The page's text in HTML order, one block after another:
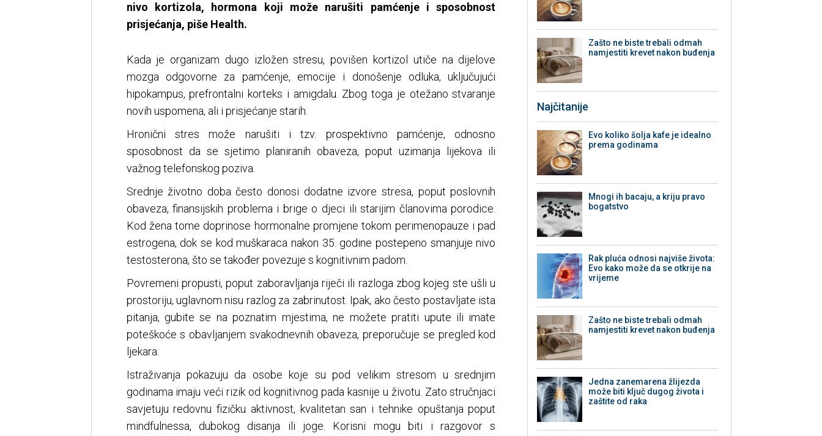
nivo kortizola, hormona koji može narušiti pamćenje i sposobnost
prisjećanja, piše Health.
Kada je organizam dugo izložen stresu, povišen kortizol utiče na dijelove
mozga odgovorne za pamćenje, emocije i donošenje odluka, uključujući
hipokampus, prefrontalni korteks i amigdalu. Zbog toga je otežano stvaranje
novih uspomena, ali i prisjećanje starih.
Hronični stres može narušiti i tzv. prospektivno pamćenje, odnosno
sposobnost da se sjetimo planiranih obaveza, poput uzimanja lijekova ili
važnog telefonskog poziva.
Srednje životno doba često donosi dodatne izvore stresa, poput poslovnih
obaveza, finansijskih problema i brige o djeci ili starijim članovima porodice.
Kod žena tome doprinose hormonalne promjene tokom perimenopauze i pad
estrogena, dok se kod muškaraca nakon 35. godine postepeno smanjuje nivo
testosterona, što se također povezuje s kognitivnim padom.
Povremeni propusti, poput zaboravljanja riječi ili razloga zbog kojeg ste ušli u
prostoriju, uglavnom nisu razlog za zabrinutost. Ipak, ako često postavljate ista
pitanja, gubite se na poznatim mjestima, ne možete pratiti upute ili imate
poteškoće s obavljanjem svakodnevnih obaveza, preporučuje se pregled kod
ljekara.
Istraživanja pokazuju da osobe koje su pod velikim stresom u srednjim
godinama imaju veći rizik od kognitivnog pada kasnije u životu. Zato stručnjaci
savjetuju redovnu fizičku aktivnost, kvalitetan san i tehnike opuštanja poput
mindfulnessa, dubokog disanja ili joge. Korisni mogu biti i razgovor s
Zašto ne biste trebali odmah
namjestiti krevet nakon buđenja
Najčitanije
Evo koliko šolja kafe je idealno
prema godinama
Mnogi ih bacaju, a kriju pravo
bogatstvo
Rak pluća odnosi najviše života:
Evo kako može da se otkrije na
vrijeme
Zašto ne biste trebali odmah
namjestiti krevet nakon buđenja
Jedna zanemarena žlijezda
može biti ključ dugog života i
zaštite od raka